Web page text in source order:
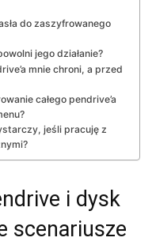
do zaszyfrowanego
jego działanie?
mnie chroni, a przed
całego pendrive’a
jeśli pracuję z
i dysk
scenariusze